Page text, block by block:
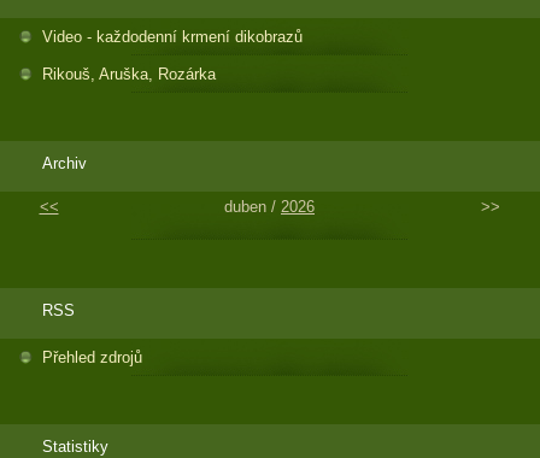
Video - každodenní krmení dikobrazů
Rikouš, Aruška, Rozárka
Archiv
<< duben / 2026 >>
RSS
Přehled zdrojů
Statistiky